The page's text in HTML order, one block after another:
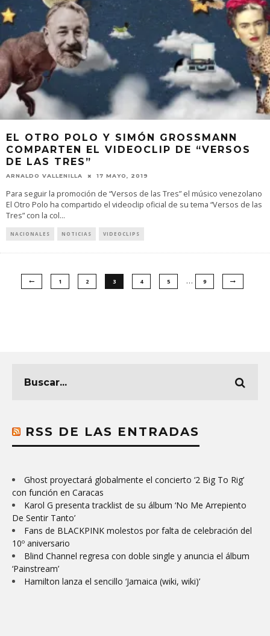
EL OTRO POLO Y SIMÓN GROSSMANN
COMPARTEN EL VIDEOCLIP DE “VERSOS
DE LAS TRES”
ARNALDO VALLENILLA 17 MAYO, 2019
Para seguir la promoción de “Versos de las Tres” el músico venezolano
El Otro Polo ha compartido el videoclip oficial de su tema “Versos de las
Tres” con la col...
NACIONALES NOTICIAS VIDEOCLIPS
1 2 3 4 5 … 9
RSS DE LAS ENTRADAS
Ghost proyectará globalmente el concierto ‘2 Big To Rig’
con función en Caracas
Karol G presenta tracklist de su álbum ‘No Me Arrepiento
De Sentir Tanto’
Fans de BLACKPINK molestos por falta de celebración del
10º aniversario
Blind Channel regresa con doble single y anuncia el álbum
‘Painstream’
Hamilton lanza el sencillo ‘Jamaica (wiki, wiki)’